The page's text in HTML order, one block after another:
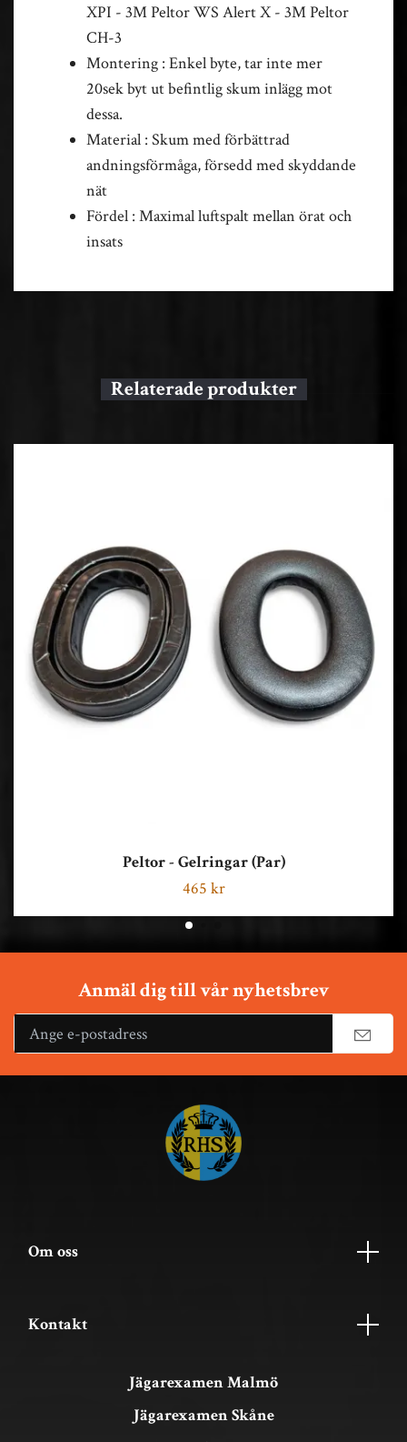
XPI - 3M Peltor WS Alert X - 3M Peltor
CH-3
Montering : Enkel byte, tar inte mer
20sek byt ut befintlig skum inlägg mot
dessa.
Material : Skum med förbättrad
andningsförmåga, försedd med skyddande
nät
Fördel : Maximal luftspalt mellan örat och
insats
Peltor - Gelringar (Par)
465 kr
Anmäl dig till vår nyhetsbrev
Om oss
Kontakt
Jägarexamen Malmö
Jägarexamen Skåne